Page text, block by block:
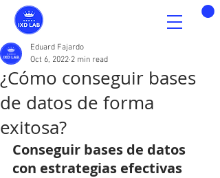
¿Cómo conseguir bases
de datos de forma
exitosa?
Eduard Fajardo
Oct 6, 2022 2 min read
Conseguir bases de datos
con estrategias efectivas